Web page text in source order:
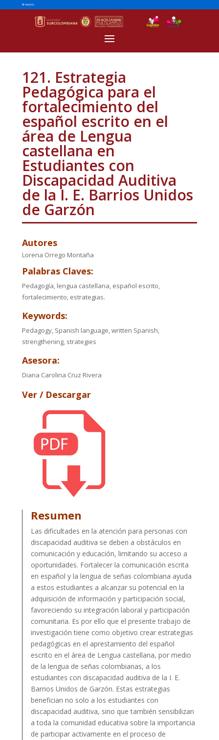
121. Estrategia
Pedagógica para el
fortalecimiento del
español escrito en el
área de Lengua
castellana en
Estudiantes con
Discapacidad Auditiva
de la I. E. Barrios Unidos
de Garzón
Autores
Lorena Orrego Montaña
Palabras Claves:
Pedagogía, lengua castellana, español escrito,
fortalecimiento, estrategias.
Keywords:
Pedagogy, Spanish language, written Spanish,
strengthening, strategies
Asesora:
Diana Carolina Cruz Rivera
Ver / Descargar
Resumen
Las dificultades en la atención para personas con
discapacidad auditiva se deben a obstáculos en
comunicación y educación, limitando su acceso a
oportunidades. Fortalecer la comunicación escrita
en español y la lengua de señas colombiana ayuda
a estos estudiantes a alcanzar su potencial en la
adquisición de información y participación social,
favoreciendo su integración laboral y participación
comunitaria. Es por ello que el presente trabajo de
investigación tiene como objetivo crear estrategias
pedagógicas en el aprestamiento del español
escrito en el área de Lengua castellana, por medio
de la lengua de señas colombianas, a los
estudiantes con discapacidad auditiva de la I. E.
Barrios Unidos de Garzón. Estas estrategias
benefician no solo a los estudiantes con
discapacidad auditiva, sino que también sensibilizan
a toda la comunidad educativa sobre la importancia
de participar activamente en el proceso de